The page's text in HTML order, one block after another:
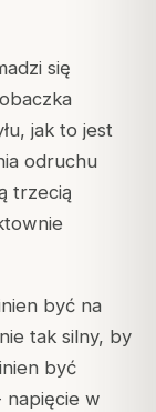
się
jak to jest
odruchu
trzecią
być na
tak silny, by
być
napięcie w